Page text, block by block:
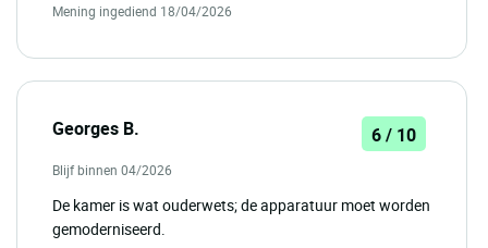
Mening ingediend 18/04/2026
Georges B. 6 / 10
Blijf binnen 04/2026
De kamer is wat ouderwets; de apparatuur moet worden
gemoderniseerd.